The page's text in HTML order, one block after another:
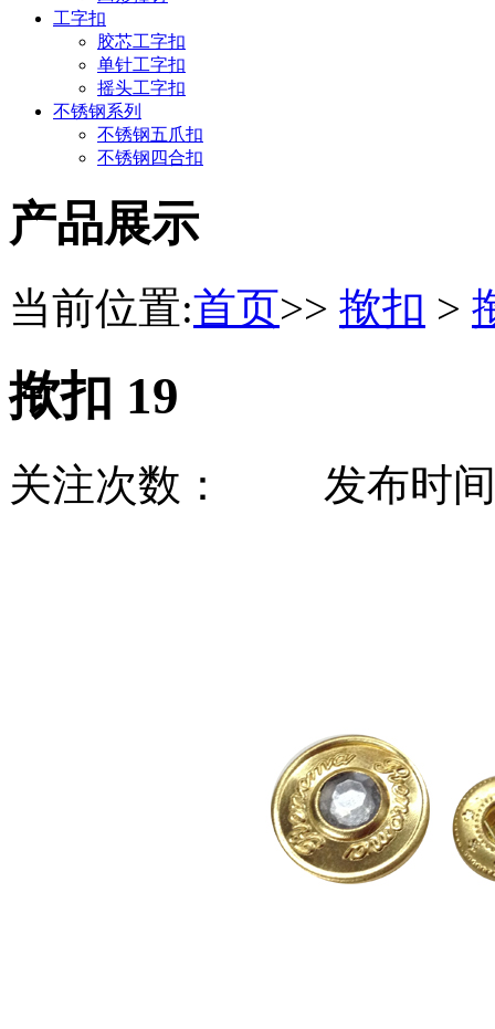
工字扣
胶芯工字扣
单针工字扣
摇头工字扣
不锈钢系列
不锈钢五爪扣
不锈钢四合扣
产品展示
当前位置:首页>> 揿扣 >
揿扣 19
关注次数： 发布时间